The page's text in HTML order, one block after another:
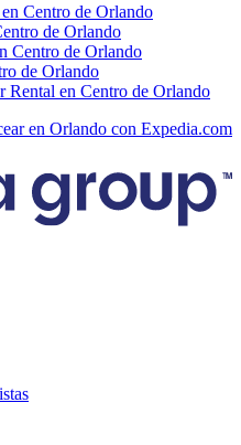
Centro de Orlando
de Orlando
Centro de Orlando
de Orlando
Rental en Centro de Orlando
en Orlando con Expedia.com